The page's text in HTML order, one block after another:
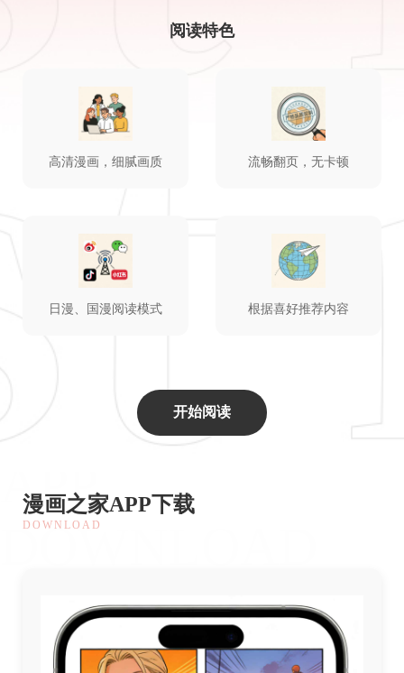
阅读特色
高清漫画，细腻画质 流畅翻页，无卡顿
日漫、国漫阅读模式 根据喜好推荐内容
开始阅读
APP
DOWNLOAD
漫画之家APP下载
DOWNLOAD